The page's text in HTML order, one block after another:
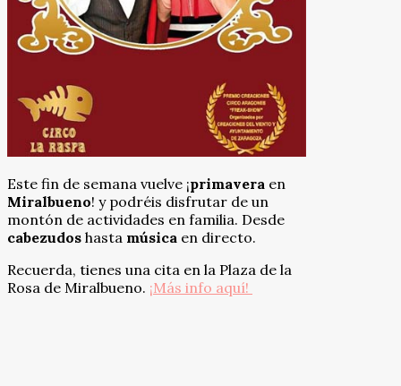
Este fin de semana vuelve ¡primavera en
Miralbueno! y podréis disfrutar de un
montón de actividades en familia. Desde
cabezudos hasta música en directo.
Recuerda, tienes una cita en la Plaza de la
Rosa de Miralbueno. ¡Más info aquí!